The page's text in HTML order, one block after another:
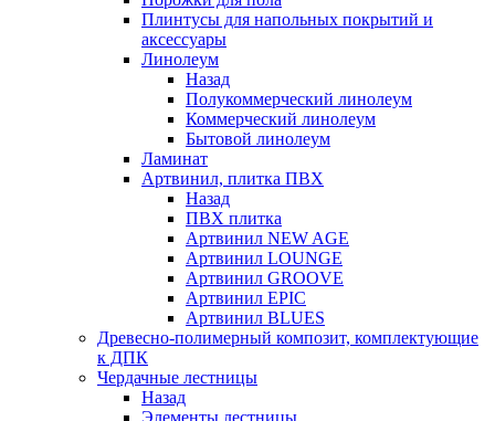
Плинтусы для напольных покрытий и
аксессуары
Линолеум
Назад
Полукоммерческий линолеум
Коммерческий линолеум
Бытовой линолеум
Ламинат
Артвинил, плитка ПВХ
Назад
ПВХ плитка
Артвинил NEW AGE
Артвинил LOUNGE
Артвинил GROOVE
Артвинил EPIC
Артвинил BLUES
Древесно-полимерный композит, комплектующие
к ДПК
Чердачные лестницы
Назад
Элементы лестницы